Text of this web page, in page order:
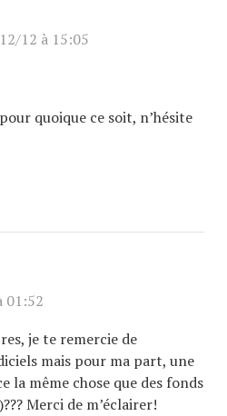
12 à 15:05
quoique ce soit, n’hésite
01:52
je te remercie de
mais pour ma part, une
la même chose que des fonds
Merci de m’éclairer!